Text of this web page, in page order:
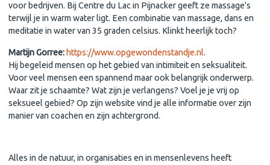
voor bedrijven. Bij Centre du Lac in Pijnacker geeft ze massage's
terwijl je in warm water ligt. Een combinatie van massage, dans en
meditatie in water van 35 graden celsius. Klinkt heerlijk toch?
Martijn Gorree: https://www.opgewondenstandje.nl.
Hij begeleid mensen op het gebied van intimiteit en seksualiteit.
Voor veel mensen een spannend maar ook belangrijk onderwerp.
Waar zit je schaamte? Wat zijn je verlangens? Voel je je vrij op
seksueel gebied? Op zijn website vind je alle informatie over zijn
manier van coachen en zijn achtergrond.
Alles in de natuur, in organisaties en in mensenlevens heeft